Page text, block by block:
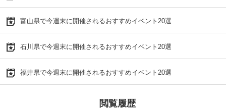
富山県で今週末に開催されるおすすめイベント20選
石川県で今週末に開催されるおすすめイベント20選
福井県で今週末に開催されるおすすめイベント20選
閲覧履歴